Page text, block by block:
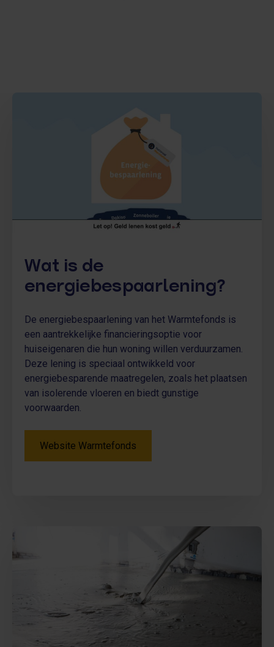
Wat is de
energiebespaarlening?
De energiebespaarlening van het Warmtefonds is
een aantrekkelijke financieringsoptie voor
huiseigenaren die hun woning willen verduurzamen.
Deze lening is speciaal ontwikkeld voor
energiebesparende maatregelen, zoals het plaatsen
van isolerende vloeren en biedt gunstige
voorwaarden.
Website Warmtefonds